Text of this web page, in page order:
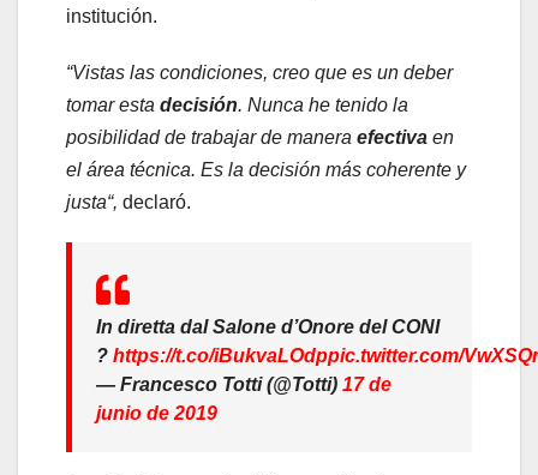
institución.
“Vistas las condiciones, creo que es un deber
tomar esta decisión. Nunca he tenido la
posibilidad de trabajar de manera efectiva en
el área técnica. Es la decisión más coherente y
justa“, declaró.
In diretta dal Salone d’Onore del CONI
? https://t.co/iBukvaLOdppic.twitter.com/
— Francesco Totti (@Totti) 17 de
junio de 2019